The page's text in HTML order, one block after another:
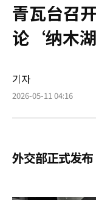
青瓦台召
论‘纳木
기자
2026-05-11 04:16
外交部正式发